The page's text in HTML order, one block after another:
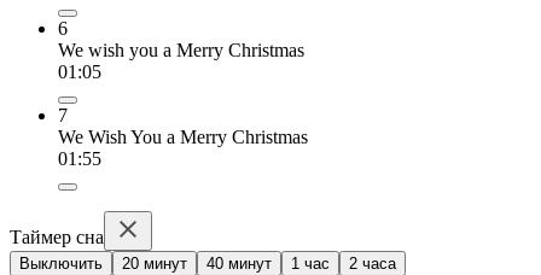
6
We wish you a Merry Christmas
01:05
7
We Wish You a Merry Christmas
01:55
Таймер сна
Выключить 20 минут 40 минут 1 час
2 часа